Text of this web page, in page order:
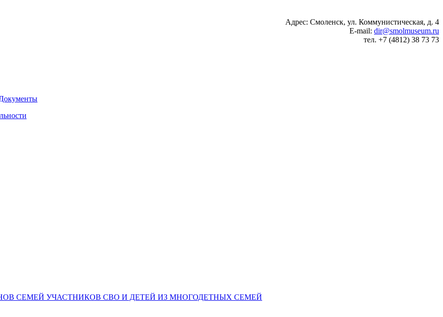
Адрес: Смоленск, ул. Коммунистическая, д. 4
E-mail: dir@smolmuseum.ru
тел. +7 (4812) 38 73 73
СЕМЕЙ УЧАСТНИКОВ СВО И ДЕТЕЙ ИЗ МНОГОДЕТНЫХ СЕМЕЙ